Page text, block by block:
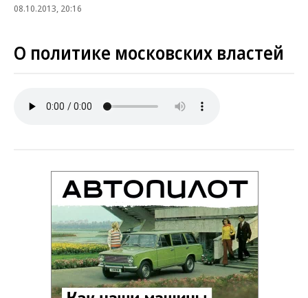
08.10.2013, 20:16
О политике московских властей